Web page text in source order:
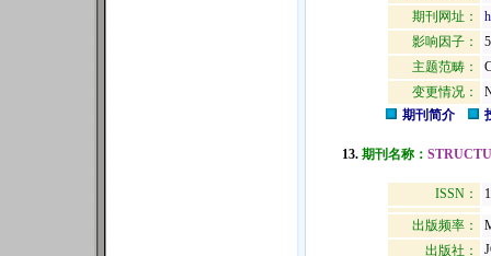
期刊网址：
影响因子：
主题范畴：
变更情况：
期刊简介
13. 期刊名称：
ISSN：
出版频率：
出版社：